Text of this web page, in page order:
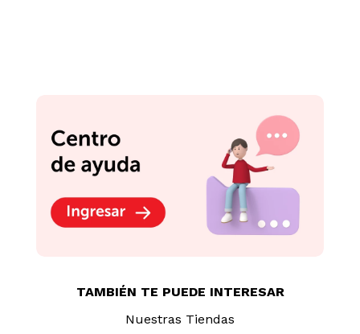
TAMBIÉN TE PUEDE INTERESAR
Nuestras Tiendas